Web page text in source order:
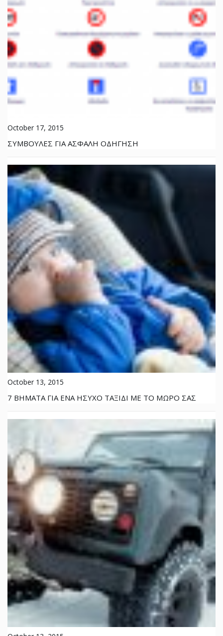
October 17, 2015
ΣΥΜΒΟΥΛΕΣ ΓΙΑ ΑΣΦΑΛΗ ΟΔΗΓΗΣΗ
October 13, 2015
7 ΒΗΜΑΤΑ ΓΙΑ ΕΝΑ ΗΣΥΧΟ ΤΑΞΙΔΙ ΜΕ ΤΟ ΜΩΡΟ ΣΑΣ